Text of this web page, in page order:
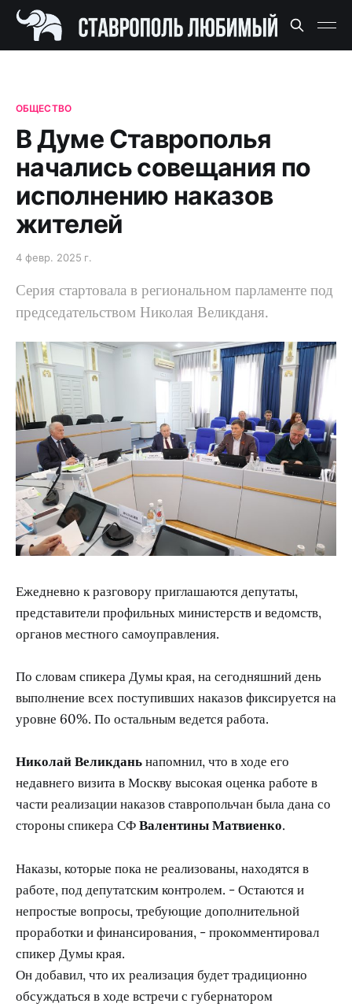
ОБЩЕСТВО
В Думе Ставрополья
начались совещания по
исполнению наказов
жителей
4 февр. 2025 г.
Серия стартовала в региональном парламенте под
председательством Николая Великданя.
Ежедневно к разговору приглашаются депутаты,
представители профильных министерств и ведомств,
органов местного самоуправления.
По словам спикера Думы края, на сегодняшний день
выполнение всех поступивших наказов фиксируется на
уровне 60%. По остальным ведется работа.
Николай Великданьнапомнил, что в ходе его
недавнего визита в Москву высокая оценка работе в
части реализации наказов ставропольчан была дана со
стороны спикера СФВалентины Матвиенко.
Наказы, которые пока не реализованы, находятся в
работе, под депутатским контролем. - Остаются и
непростые вопросы, требующие дополнительной
проработки и финансирования, - прокомментировал
спикер Думы края.
Он добавил, что их реализация будет традиционно
обсуждаться в ходе встречи с губернатором